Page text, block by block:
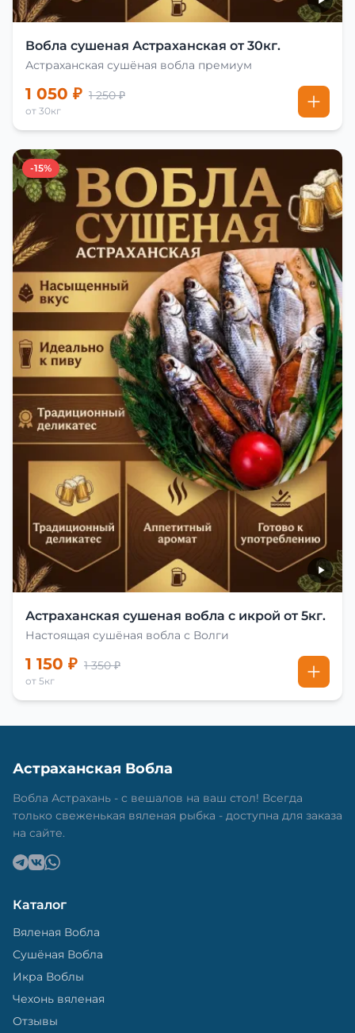
Вобла сушеная Астраханская от 30кг.
Астраханская сушёная вобла премиум
1 050 ₽ 1 250 ₽
от 30кг
-15%
Астраханская сушеная вобла с икрой от 5кг.
Настоящая сушёная вобла с Волги
1 150 ₽ 1 350 ₽
от 5кг
Астраханская Вобла
Вобла Астрахань - с вешалов на ваш стол! Всегда
только свеженькая вяленая рыбка - доступна для заказа
на сайте.
Каталог
Вяленая Вобла
Сушёная Вобла
Икра Воблы
Чехонь вяленая
Отзывы